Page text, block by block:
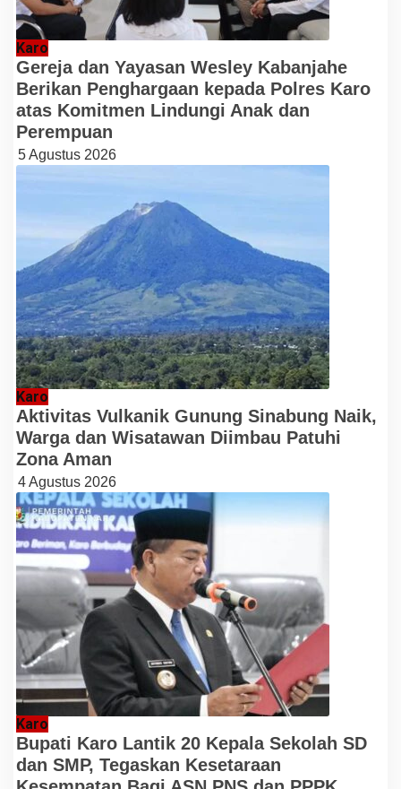
Karo
Gereja dan Yayasan Wesley Kabanjahe
Berikan Penghargaan kepada Polres Karo
atas Komitmen Lindungi Anak dan
Perempuan
5 Agustus 2026
Karo
Aktivitas Vulkanik Gunung Sinabung Naik,
Warga dan Wisatawan Diimbau Patuhi
Zona Aman
4 Agustus 2026
Karo
Bupati Karo Lantik 20 Kepala Sekolah SD
dan SMP, Tegaskan Kesetaraan